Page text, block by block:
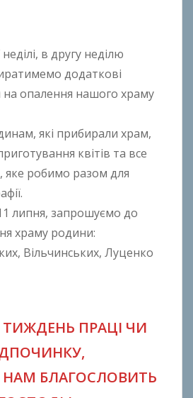
в другу неділю
додаткові
опалення нашого храму
які прибирали храм,
квітів та все
яке робимо разом для
липня, запрошуємо до
храму родини:
Вільчинських, Луценко
ПРАЦІ ЧИ
НАМ БЛАГОСЛОВИТЬ